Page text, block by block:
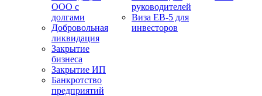
ООО с
долгами
Добровольная
ликвидация
Закрытие
бизнеса
Закрытие ИП
Банкротство
предприятий
руководителей
Виза EB-5 для
инвесторов